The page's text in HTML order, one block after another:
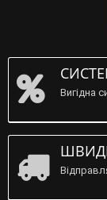
Вигідна